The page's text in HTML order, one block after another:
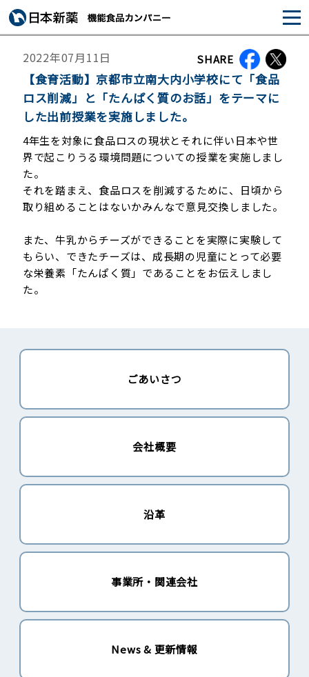
2022年07月11日 SHARE
【食育活動】京都市立南大内小学校にて「食品
ロス削減」と「たんぱく質のお話」をテーマに
した出前授業を実施しました。
4年生を対象に食品ロスの現状とそれに伴い日本や世
界で起こりうる環境問題についての授業を実施しまし
た。
それを踏まえ、食品ロスを削減するために、日頃から
取り組めることはないかみんなで意見交換しました。
また、牛乳からチーズができることを実際に実験して
もらい、できたチーズは、成長期の児童にとって必要
な栄養素「たんぱく質」であることをお伝えしまし
た。
ごあいさつ
会社概要
沿革
事業所・関連会社
News & 更新情報